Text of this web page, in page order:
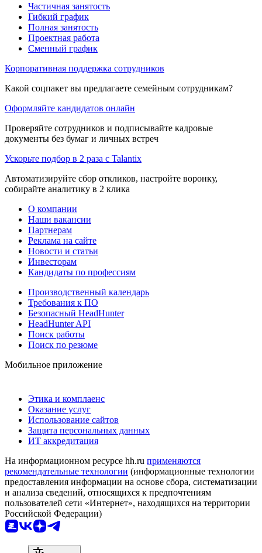
Частичная занятость
Гибкий график
Полная занятость
Проектная работа
Сменный график
Корпоративная поддержка сотрудников
Какой соцпакет вы предлагаете семейным сотрудникам?
Оформляйте кандидатов онлайн
Проверяйте сотрудников и подписывайте кадровые
документы без бумаг и личных встреч
Ускорьте подбор в 2 раза с Talantix
Автоматизируйте сбор откликов, настройте воронку,
собирайте аналитику в 2 клика
О компании
Наши вакансии
Партнерам
Реклама на сайте
Новости и статьи
Инвесторам
Кандидаты по профессиям
Производственный календарь
Требования к ПО
Безопасный HeadHunter
HeadHunter API
Поиск работы
Поиск по резюме
Мобильное приложение
Этика и комплаенс
Оказание услуг
Использование сайтов
Защита персональных данных
ИТ аккредитация
На информационном ресурсе hh.ru применяются
рекомендательные технологии (информационные технологии
предоставления информации на основе сбора, систематизации
и анализа сведений, относящихся к предпочтениям
пользователей сети «Интернет», находящихся на территории
Российской Федерации)